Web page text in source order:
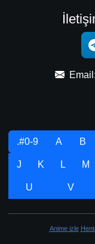
Email:
.#0-9 A B
J K L M
U V
Anime izle